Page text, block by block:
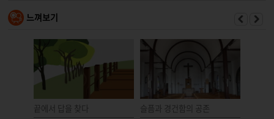
느껴보기
끝에서 답을 찾다 슬픔과 경건함의 공존